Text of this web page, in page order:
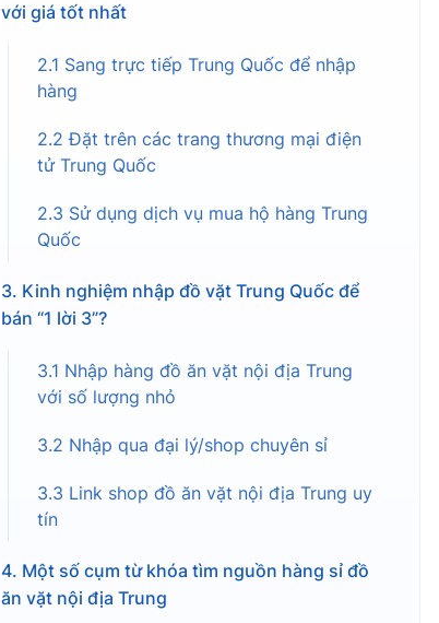
với giá tốt nhất
2.1 Sang trực tiếp Trung Quốc để nhập
hàng
2.2 Đặt trên các trang thương mại điện
tử Trung Quốc
2.3 Sử dụng dịch vụ mua hộ hàng Trung
Quốc
3. Kinh nghiệm nhập đồ vặt Trung Quốc để
bán “1 lời 3”?
3.1 Nhập hàng đồ ăn vặt nội địa Trung
với số lượng nhỏ
3.2 Nhập qua đại lý/shop chuyên sỉ
3.3 Link shop đồ ăn vặt nội địa Trung uy
tín
4. Một số cụm từ khóa tìm nguồn hàng sỉ đồ
ăn vặt nội địa Trung